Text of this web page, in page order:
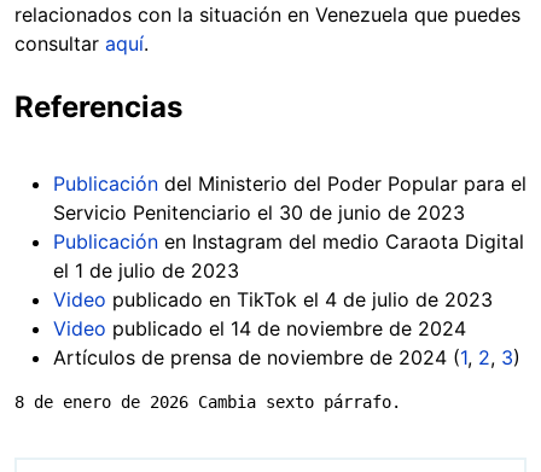
relacionados con la situación en Venezuela que puedes
consultar aquí.
Referencias
Publicación del Ministerio del Poder Popular para el
Servicio Penitenciario el 30 de junio de 2023
Publicación en Instagram del medio Caraota Digital
el 1 de julio de 2023
Video publicado en TikTok el 4 de julio de 2023
Video publicado el 14 de noviembre de 2024
Artículos de prensa de noviembre de 2024 (1, 2, 3)
8 de enero de 2026 Cambia sexto párrafo.